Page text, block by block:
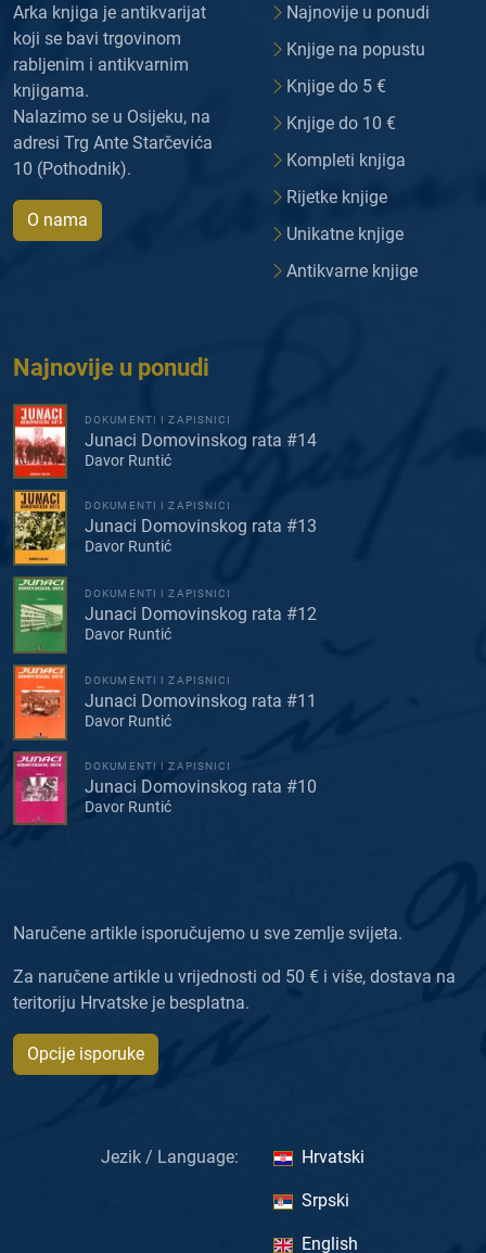
Arka knjiga je antikvarijat
koji se bavi trgovinom
rabljenim i antikvarnim
knjigama.
Nalazimo se u Osijeku, na
adresi Trg Ante Starčevića
10 (Pothodnik).
O nama
Najnovije u ponudi
Knjige na popustu
Knjige do 5 €
Knjige do 10 €
Kompleti knjiga
Rijetke knjige
Unikatne knjige
Antikvarne knjige
Najnovije u ponudi
DOKUMENTI I ZAPISNICI
Junaci Domovinskog rata #14
Davor Runtić
DOKUMENTI I ZAPISNICI
Junaci Domovinskog rata #13
Davor Runtić
DOKUMENTI I ZAPISNICI
Junaci Domovinskog rata #12
Davor Runtić
DOKUMENTI I ZAPISNICI
Junaci Domovinskog rata #11
Davor Runtić
DOKUMENTI I ZAPISNICI
Junaci Domovinskog rata #10
Davor Runtić
Naručene artikle isporučujemo u sve zemlje svijeta.
Za naručene artikle u vrijednosti od 50 € i više, dostava na
teritoriju Hrvatske je besplatna.
Opcije isporuke
Jezik / Language: Hrvatski
Srpski
English